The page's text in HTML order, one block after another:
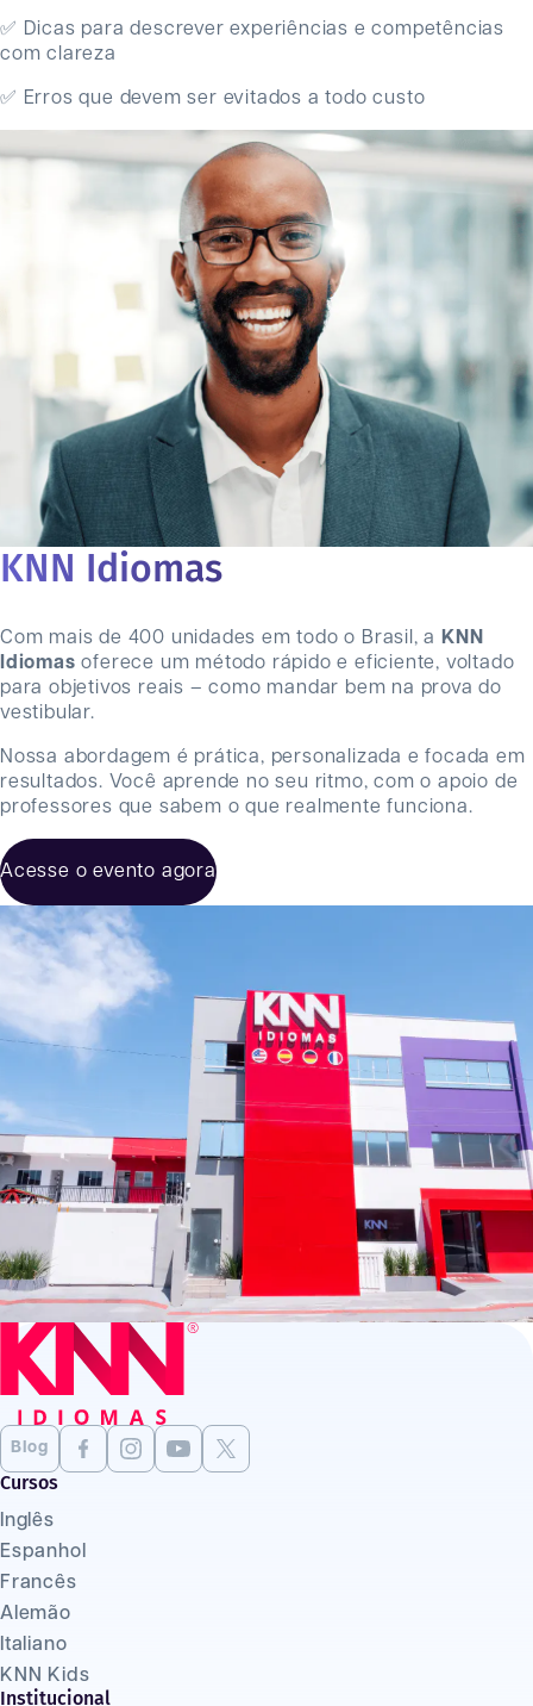
✅ Dicas para descrever experiências e competências
com clareza
✅ Erros que devem ser evitados a todo custo
KNN Idiomas
Com mais de 400 unidades em todo o Brasil, a KNN
Idiomas oferece um método rápido e eficiente, voltado
para objetivos reais – como mandar bem na prova do
vestibular.
Nossa abordagem é prática, personalizada e focada em
resultados. Você aprende no seu ritmo, com o apoio de
professores que sabem o que realmente funciona.
Acesse o evento agora
Blog
Cursos
Inglês
Espanhol
Francês
Alemão
Italiano
KNN Kids
Institucional